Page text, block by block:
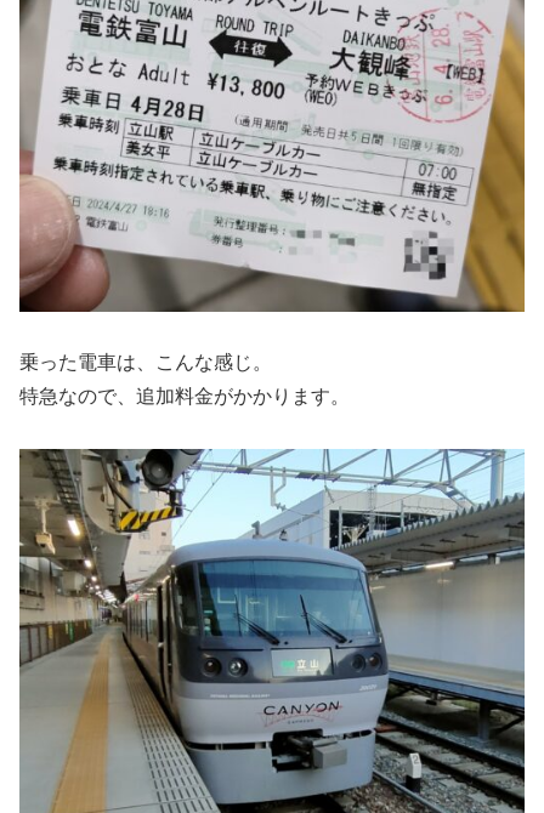
乗った電車は、こんな感じ。
特急なので、追加料金がかかります。